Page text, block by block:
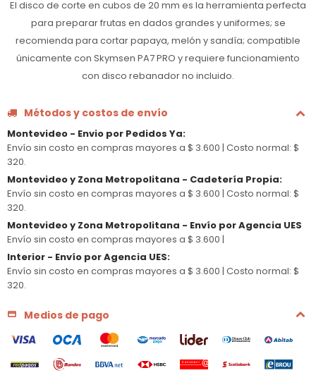
El disco de corte en cubos de 20 mm es la herramienta perfecta
para preparar frutas en dados grandes y uniformes; se
recomienda para cortar papaya, melón y sandía; compatible
únicamente con Skymsen PA7 PRO y requiere funcionamiento
con disco rebanador no incluido.
Métodos y costos de envío
Montevideo - Envio por Pedidos Ya:
Envío sin costo en compras mayores a $ 3.600 | Costo normal: $
320.
Montevideo y Zona Metropolitana - Cadetería Propia:
Envío sin costo en compras mayores a $ 3.600 | Costo normal: $
320.
Montevideo y Zona Metropolitana - Envío por Agencia UES
Envío sin costo en compras mayores a $ 3.600 |
Interior - Envío por Agencia UES:
Envío sin costo en compras mayores a $ 3.600 | Costo normal: $
320.
Medios de pago